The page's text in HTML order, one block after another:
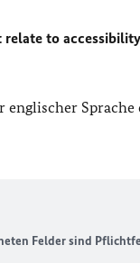
to
Felder sind